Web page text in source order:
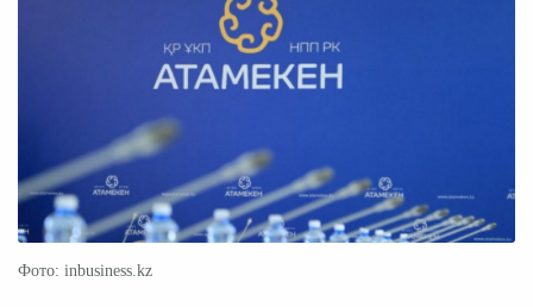
Фото: inbusiness.kz